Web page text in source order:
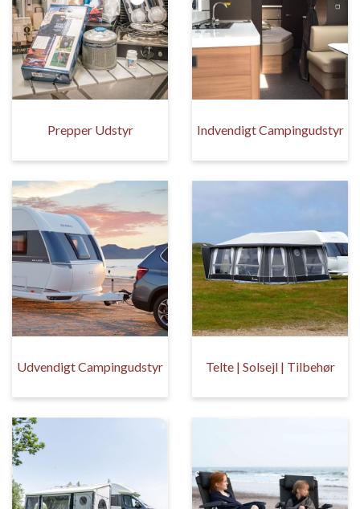
Prepper Udstyr Indvendigt Campingudstyr
Udvendigt Campingudstyr Telte | Solsejl | Tilbehør